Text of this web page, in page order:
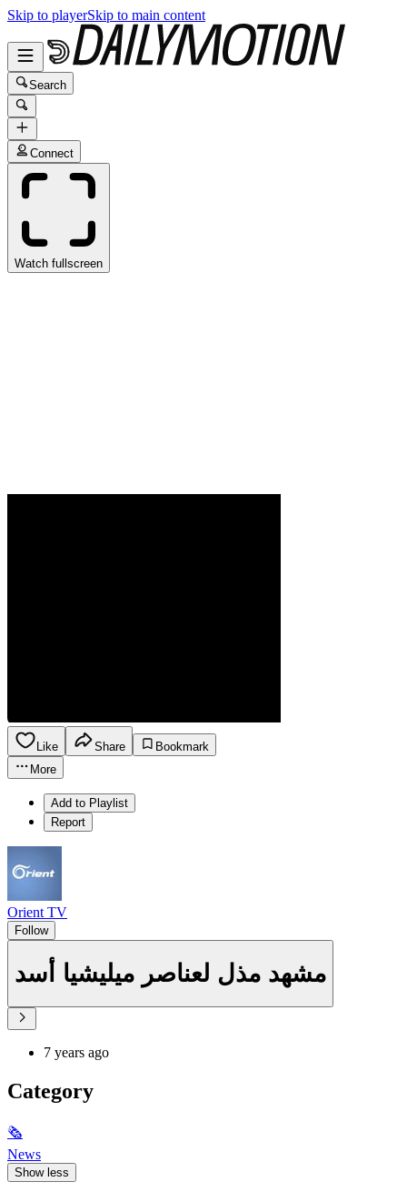
Skip to playerSkip to main content
Search
Connect
Watch fullscreen
Like Share
Bookmark
More
Add to Playlist
Report
Orient TV
Follow
مشهد مذل لعناصر ميليشيا أسد
7 years ago
Category
🗞
News
Show less